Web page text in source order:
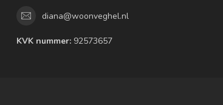
diana@woonveghel.nl
KVK nummer: 92573657